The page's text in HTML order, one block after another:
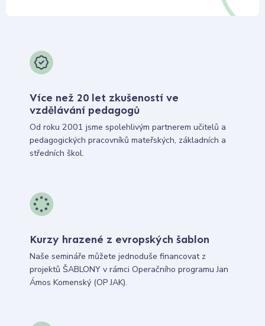
Více než 20 let zkušeností ve
vzdělávání pedagogů
Od roku 2001 jsme spolehlivým partnerem učitelů a
pedagogických pracovníků mateřských, základních a
středních škol.
Kurzy hrazené z evropských šablon
Naše semináře můžete jednoduše financovat z
projektů ŠABLONY v rámci Operačního programu Jan
Ámos Komenský (OP JAK).